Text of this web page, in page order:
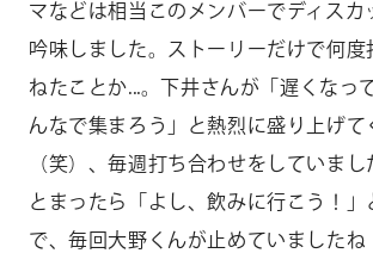
マなどは相当このメンバーでディスカ
吟味しました。ストーリーだけで何度
ねたことか...。下井さんが「遅くなっ
んなで集まろう」と熱烈に盛り上げて
（笑）、毎週打ち合わせをしていまし
とまったら「よし、飲みに行こう！」
で、毎回大野くんが止めていましたね